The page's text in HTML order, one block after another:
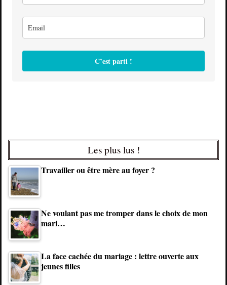
C’est parti !
Les plus lus !
Travailler ou être mère au foyer ?
Ne voulant pas me tromper dans le choix de mon
mari…
La face cachée du mariage : lettre ouverte aux
jeunes filles